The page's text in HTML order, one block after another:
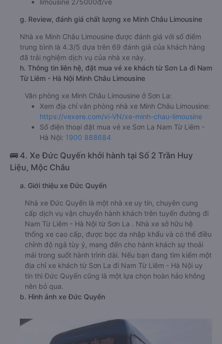
g. Review, đánh giá chất lượng xe Minh Châu Limousine
Nhà xe Minh Châu Limousine được đánh giá với số điểm
trung bình là 4.3/5 dựa trên 69 đánh giá của khách hàng
đã trải nghiệm dịch vụ của nhà xe này.
h. Thông tin liên hệ, đặt mua vé xe khách từ Sơn La đi Nam
Từ Liêm - Hà Nội Minh Châu Limousine
Văn phòng xe Minh Châu Limousine ở Sơn La:
Xem địa chỉ văn phòng nhà xe Minh Châu Limousine:
https://vexere.com/vi-VN/xe-minh-chau-limousine
Số điện thoại đặt mua vé xe Sơn La Nam Từ Liêm -
Hà Nội: 1900 888684
🚌 4. Xe Đức Quyến khởi hành tại Số 2 Trần Huy
Liệu, Mộc Châu
a. Giới thiệu xe Đức Quyến
Nhà xe Đức Quyến là một nhà xe uy tín, chuyên cung
cấp dịch vụ vận chuyển hành khách trên tuyến đường đi
Nam Từ Liêm - Hà Nội từ Sơn La . Nhà xe sở hữu hệ
thống xe cao cấp, được bọc da nhập khẩu và có thể điều
chỉnh độ ngả tùy ý, mang đến cho hành khách sự thoải
mái trong suốt hành trình dài. Nếu bạn đang tìm kiếm một
địa chỉ xe khách từ Sơn La đi Nam Từ Liêm - Hà Nội uy
tín thì Đức Quyến cũng là một lựa chọn hoàn hảo không
nên bỏ qua.
b. Hình ảnh xe Đức Quyến